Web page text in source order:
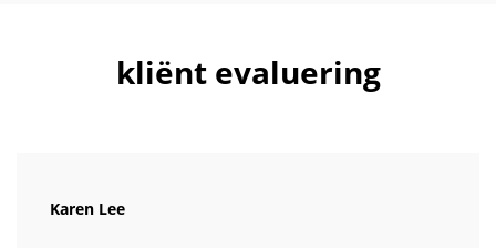
kliënt evaluering
Karen Lee